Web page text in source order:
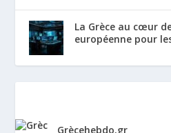
La Grèce au cœur
européenne pour
Grècehebdo.gr